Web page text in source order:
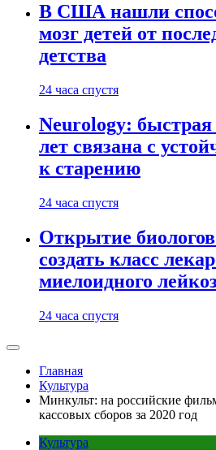
В США нашли
мозг детей от
детства
24 часа спустя
Neurology: быстрая
лет связана с
к старению
24 часа спустя
Открытие
создать класс
миелоидного
24 часа спустя
Главная
Культура
Минкульт: на российские
кассовых сборов за 2020 год
Культура